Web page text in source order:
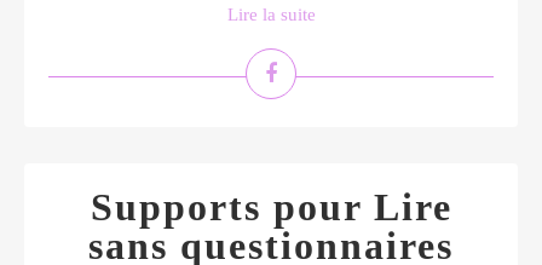
Lire la suite
Supports pour Lire
sans questionnaires